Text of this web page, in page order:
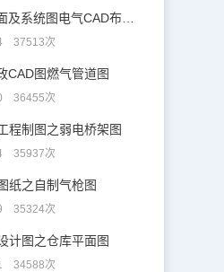
37513次
CAD图燃气管道图
36455次
程制图之弱电桥架图
35937次
纸之自制气枪图
35324次
计图之仓库平面图
34588次